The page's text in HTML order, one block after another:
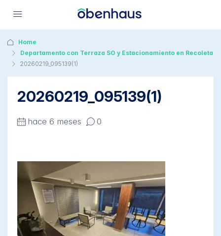
Home
Departamento con Terraza SO y Estacionamiento en Recoleta
20260219_095139(1)
20260219_095139(1)
hace 6 meses 0